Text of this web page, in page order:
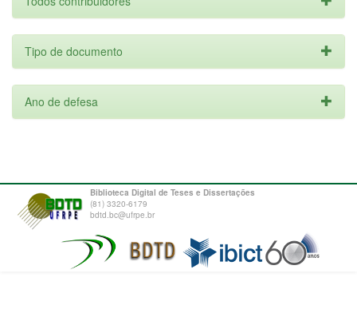
Tipo de documento
Ano de defesa
Biblioteca Digital de Teses e Dissertações
(81) 3320-6179
bdtd.bc@ufrpe.br